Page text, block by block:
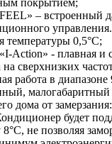
– встроенный
температуры 0,5°С;
Action» - плавная и
на сверхнизких
работа в
малогабаритный
дома от
будет
8°С, не позволяя